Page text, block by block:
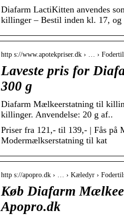
Diafarm LactiKitten anvendes
killinger – Bestil inden kl. 17, og
http s://www.apotekpriser.dk › … ›
Laveste pris for
300 g
Diafarm Mælkeerstatning til
killinger. Anvendelse: 20 g af..
Priser fra 121,- til 139,- | Fås på
Modermælkserstatning til kat
http s://apopro.dk › … › Kæledyr ›
Køb Diafarm
Apopro.dk